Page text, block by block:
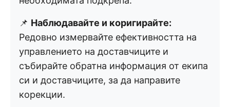
📌 Наблюдавайте и коригирайте:
Редовно измервайте ефективността на
управлението на доставчиците и
събирайте обратна информация от екипа
си и доставчиците, за да направите
корекции.